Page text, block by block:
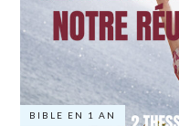
BIBLE EN 1 AN